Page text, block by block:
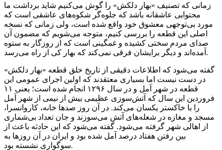
زمانی که تصنیف «بهار دلکش» را گوش می‌کنیم شاید برداشت ما
محتوایی عاشقانه باشد که جلوه‌گر شکوه‌های عاشقی است که
مورد بی‌توجهی معشوق خود واقع شده است، ولی زمانی که نسخه
اصلی این قطعه را بررسی کنیم، متوجه می‌شویم که مضمون آن
صدای مردم سختی کشیده و غمگینی است که از روزگار به ستوه
آمده‌اند و دیگر برایشان فرقی نمی‌کند که بهار کی از راه می‌رسد.
گفته می‌شود که اطلاعات دقیقی از تاریخ خلق قطعه «بهار دلکش»
در دست نیست اما بسیاری معتقدند که اولین اجرای عمومی این
قطعه در شهر آمل و در سال ۱۲۹۶ انجام شده است؛ یعنی ۱۱
فروردین این سال که آتش‌سوزی عظیمی بیش از نیمی از شهر آمل
را با خاکستر یکسان می‌کند. در آن روز صدها خانه، کاروانسرا،
مسجد و مغازه در شعله‌های آتش می‌سوزند و جان تعداد بی‌شماری
از اهالی شهر گرفته می‌شود. گفته می‌شود که این حادثه باعث از
بین رفتن هفتاد درصد آمل شده بود و ایران در آن روزها به
سوگواری نشسته بود.